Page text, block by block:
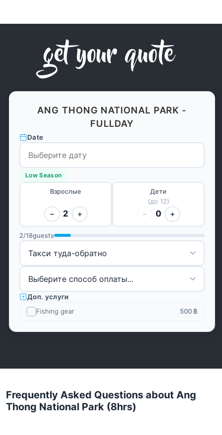
get your quote
ANG THONG NATIONAL PARK -
FULLDAY
Date
Low Season
Взрослые
− 2 +
Дети
(до 12)
− 0 +
2/18guests
Доп. услуги
Fishing gear
500 ฿
Frequently Asked Questions about Ang
Thong National Park (8hrs)